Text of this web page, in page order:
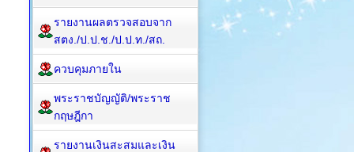
รายงานผลตรวจสอบจาก
สตง./ป.ป.ช./ป.ป.ท./สถ.
ควบคุมภายใน
พระราชบัญญัติ/พระราช
กฤษฎีกา
รายงานเงินสะสมและเงิน